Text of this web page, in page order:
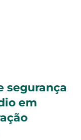
segurança
em